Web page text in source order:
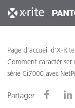
Page d’accueil d’X-Rite
Comment
série Ci7000 avec
Partager